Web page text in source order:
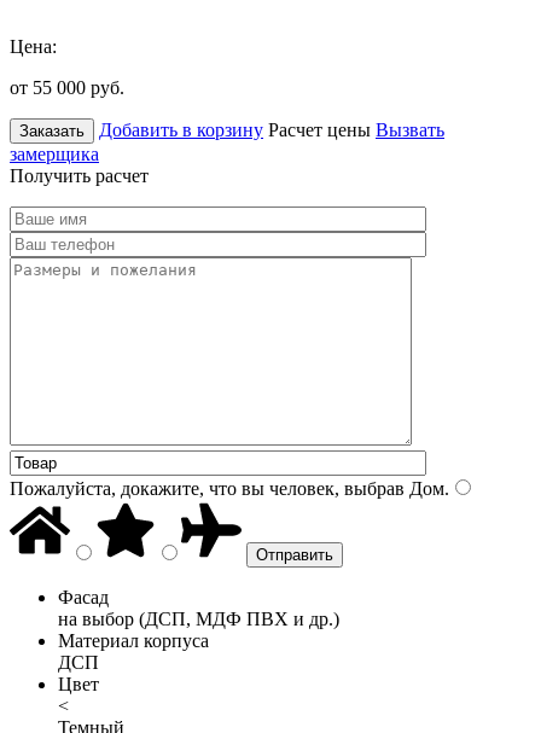
Цена:
от 55 000 руб.
Заказать Добавить в корзину Расчет цены Вызвать
замерщика
Получить расчет
Пожалуйста, докажите, что вы человек, выбрав Дом.
Фасад
на выбор (ДСП, МДФ ПВХ и др.)
Материал корпуса
ДСП
Цвет
<
Темный